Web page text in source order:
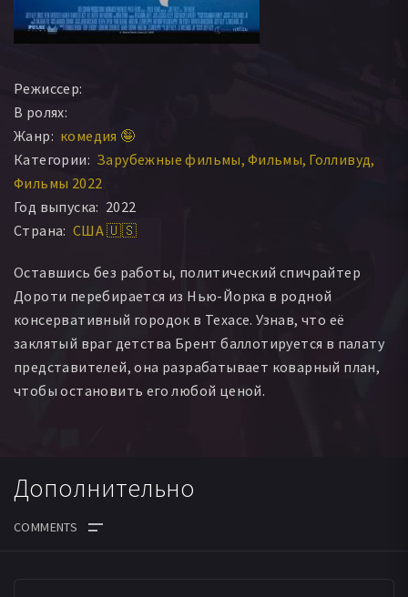
Режиссер:
В ролях:
Жанр: комедия 🤪
Категории: Зарубежные фильмы Фильмы Голливуд
Фильмы 2022
Год выпуска: 2022
Страна: США 🇺🇸
Оставшись без работы, политический спичрайтер
Дороти перебирается из Нью-Йорка в родной
консервативный городок в Техасе. Узнав, что её
заклятый враг детства Брент баллотируется в палату
представителей, она разрабатывает коварный план,
чтобы остановить его любой ценой.
Дополнительно